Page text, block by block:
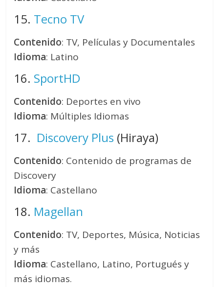
15. Tecno TV
Contenido: TV, Películas y Documentales
Idioma: Latino
16. SportHD
Contenido: Deportes en vivo
Idioma: Múltiples Idiomas
17. Discovery Plus (Hiraya)
Contenido: Contenido de programas de
Discovery
Idioma: Castellano
18. Magellan
Contenido: TV, Deportes, Música, Noticias
y más
Idioma: Castellano, Latino, Portugués y
más idiomas.